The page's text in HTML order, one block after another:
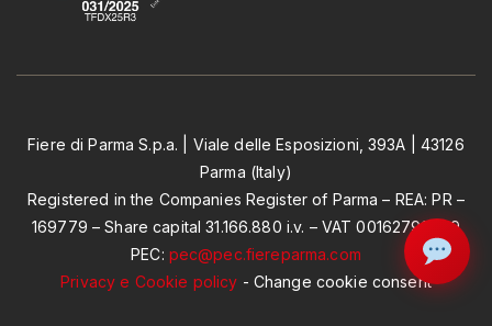
Fiere di Parma S.p.a. | Viale delle Esposizioni, 393A | 43126
Parma (Italy)
Registered in the Companies Register of Parma – REA: PR –
169779 – Share capital 31.166.880 i.v. – VAT 00162790349
PEC: pec@pec.fiereparma.com
Privacy e Cookie policy - Change cookie consent